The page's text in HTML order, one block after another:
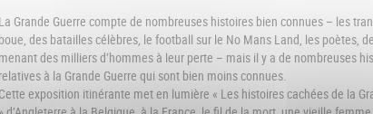
La Grande Guerre compte de nombreuses histoires bien connues – les
boue, des batailles célèbres, le football sur le No Mans Land, les poètes,
menant des milliers d’hommes à leur perte – mais il y a de nombreuses
relatives à la Grande Guerre qui sont bien moins connues.
Cette exposition itinérante met en lumière « Les histoires cachées de la